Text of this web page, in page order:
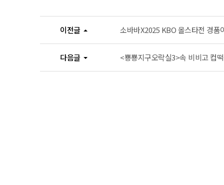
이전글 소바바X2025 KBO 올스타전 경품
다음글 <뿅뿅지구오락실3>속 비비고 컵